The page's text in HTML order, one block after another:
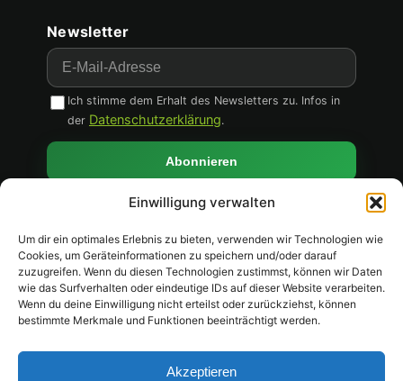
Einwilligung verwalten
Um dir ein optimales Erlebnis zu bieten, verwenden wir Technologien wie
Cookies, um Geräteinformationen zu speichern und/oder darauf
zuzugreifen. Wenn du diesen Technologien zustimmst, können wir Daten
wie das Surfverhalten oder eindeutige IDs auf dieser Website verarbeiten.
Wenn du deine Einwilligung nicht erteilst oder zurückziehst, können
bestimmte Merkmale und Funktionen beeinträchtigt werden.
Akzeptieren
Newsletter
Newsletter & Social
E-Mail
Ich stimme dem Erhalt des Newsletters zu. Infos in
der Datenschutzerklärung.
Abonnieren
✅ 2 Jahre Garantie
🔒 Sichere Zahlung
↩️ 14 Tage Rückgabe
MC PayPal 🏦Vorkasse